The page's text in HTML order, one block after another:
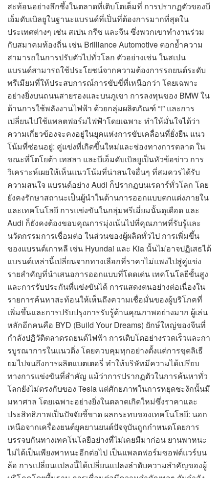
สะท้อนอย่างลึกซึ้งในตลาดที่เติบโตเต็มที่ การปรากฏตัวของบี
เอ็มดับเบิลยูในฐานะแบรนด์ที่เป็นที่ต้องการมากที่สุดใน
ประเทศต่างๆ เช่น สเปน กรีซ และจีน ซึ่งพวกเขาทำงานร่วม
กับสมาคมท้องถิ่น เช่น Brilliance Automotive ตอกย้ำความ
สามารถในการปรับตัวไปทั่วโลก ตัวอย่างเช่น ในสเปน
แบรนด์สามารถใช้ประโยชน์จากความต้องการรถยนต์ระดับ
พรีเมียมที่ให้ประสบการณ์การขับขี่ที่เหนือกว่า โดยเฉพาะ
อย่างยิ่งบนถนนสายรองและบนภูเขา การลงทุนของ BMW ใน
ด้านการใช้พลังงานไฟฟ้า ด้วยกลุ่มผลิตภัณฑ์ “i” และการ
เปลี่ยนไปใช้แพลตฟอร์มไฟฟ้าโดยเฉพาะ ทำให้มั่นใจได้ว่า
ความเกี่ยวข้องจะคงอยู่ในยุคแห่งการขับเคลื่อนที่ยั่งยืน แนว
โน้มที่ซ่อนอยู่: คู่แข่งที่เกิดขึ้นใหม่และช่องทางการตลาด ใน
ขณะที่โตโยต้า เทสลา และบีเอ็มดับเบิลยูเป็นหัวข้อข่าว การ
วิเคราะห์เผยให้เห็นแนวโน้มที่น่าสนใจอื่นๆ ที่สมควรได้รับ
ความสนใจ แบรนด์อย่าง Audi ก็ปรากฏบนเรดาร์ทั่วโลก โดย
ยังคงรักษาสถานะเป็นผู้นำในด้านการออกแบบตกแต่งภายใน
และเทคโนโลยี การแข่งขันในกลุ่มพรีเมี่ยมนั้นดุเดือด และ
Audi ก็ยังคงต้องขอบคุณการมุ่งเน้นไปที่คุณภาพที่รับรู้และ
นวัตกรรมการเชื่อมต่อ ในส่วนของผู้ผลิตทั่วไป การเพิ่มขึ้น
ของแบรนด์เกาหลี เช่น Hyundai และ Kia นั้นไม่อาจปฏิเสธได้
แบรนด์เหล่านี้เปลี่ยนจากทางเลือกที่ราคาไม่แพงไปสู่คู่แข่ง
รายสำคัญที่นำเสนอการออกแบบที่โดดเด่น เทคโนโลยีขั้นสูง
และการรับประกันที่แข่งขันได้ การแสดงตนอย่างต่อเนื่องใน
รายการค้นหาสะท้อนให้เห็นถึงความเชื่อมั่นของผู้บริโภคที่
เพิ่มขึ้นและการปรับปรุงการรับรู้ด้านคุณภาพอย่างมาก ผู้เล่น
หลักอีกคนคือ BYD (Build Your Dreams) ยักษ์ใหญ่ของจีนที่
กำลังปฏิวัติตลาดรถยนต์ไฟฟ้า การเติบโตอย่างรวดเร็วและกา
รบูรณาการในแนวดิ่ง โดยควบคุมทุกอย่างตั้งแต่การขุดลิเธี
ยมไปจนถึงการผลิตแบตเตอรี่ ทำให้บริษัทมีความได้เปรียบ
ทางการแข่งขันที่สำคัญ แม้ว่าการปรากฏตัวในการค้นหาทั่ว
โลกยังไม่ตรงกับของ Tesla แต่ศักยภาพในการหยุดชะงักนั้นมี
มหาศาล โดยเฉพาะอย่างยิ่งในตลาดเกิดใหม่ซึ่งราคาและ
ประสิทธิภาพเป็นปัจจัยชี้ขาด ผลกระทบของเทคโนโลยี: นอก
เหนือจากเครื่องยนต์ยุคยานยนต์ปัจจุบันถูกกำหนดโดยการ
บรรจบกันทางเทคโนโลยีอย่างที่ไม่เคยมีมาก่อน ยานพาหนะ
ไม่ได้เป็นเพียงพาหนะอีกต่อไป เป็นแพลตฟอร์มซอฟต์แวร์บน
ล้อ การเปลี่ยนแปลงนี้ได้เปลี่ยนแปลงลำดับความสำคัญของผู้